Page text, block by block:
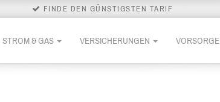
FINDE DEN GÜNSTIGSTEN TARIF
STROM & GAS VERSICHERUNGEN VORSORGE